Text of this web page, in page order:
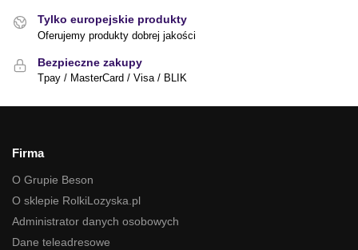
Tylko europejskie produkty
Oferujemy produkty dobrej jakości
Bezpieczne zakupy
Tpay / MasterCard / Visa / BLIK
Firma
O Grupie Beson
O sklepie RolkiLozyska.pl
Administrator danych osobowych
Dane teleadresowe